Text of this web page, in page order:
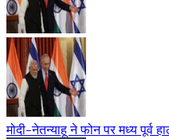
मोदी-नेतन्याहू ने फोन पर मध्य पूर्व